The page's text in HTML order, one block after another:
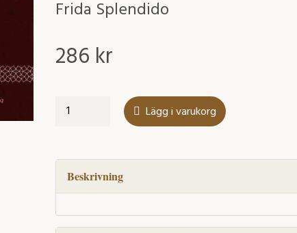
Frida Splendido
286 kr
développement
phonético-
phonologiques
du
français
chez
Lägg i varukorg
Beskrivning